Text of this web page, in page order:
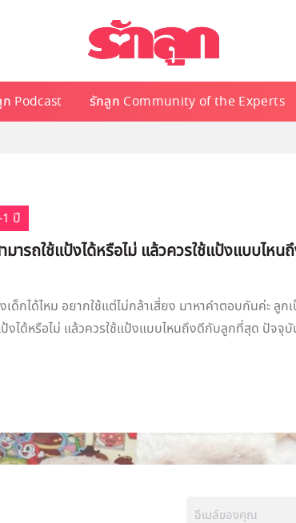
Podcast รักลูก Community of the Experts
ปี
ารถใช้แป้งได้หรือไม่ แล้วควรใช้แป้งแบบไหน
ด็กได้ไหม อยากใช้แต่ไม่กล้าเสี่ยง มาหาคำตอบกันค่ะ ลูก
งได้หรือไม่ แล้วควรใช้แป้งแบบไหนถึงดีกับลูกที่สุด ปัจจุ